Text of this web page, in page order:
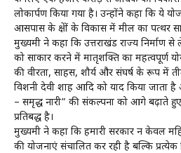
लोकार्पण किया गया है। उन्होंने कहा कि ये
आसपास के क्षेत्रों के विकास में मील का पत्थर
मुख्यमंत्री ने कहा कि उत्तराखंड राज्य निर्माण
को साकार करने में मातृशक्ति का महत्वपूर्ण
की वीरता, साहस, शौर्य और संघर्ष के रूप में
विशनी देवी शाह आदि को याद किया जाता
– समृद्ध नारी” की संकल्पना को आगे बढ़ाते
प्रतिबद्ध है।
मुख्यमंत्री ने कहा कि हमारी सरकार न केवल
की योजनाएं संचालित कर रही है बल्कि